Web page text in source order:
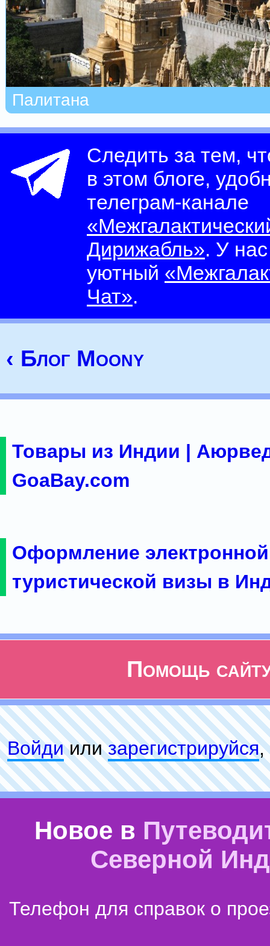
Палитана
Следить за тем,
в этом блоге,
телеграм-канале
Дирижабль». У
уютный
Чат».
‹ Блог Moony
Товары из Индии |
GoaBay.com
Оформление электронной
туристической визы в
Помощь
Войдиилизарeгиcтpируйся,
Новое в
Северной
Телефон для справок о